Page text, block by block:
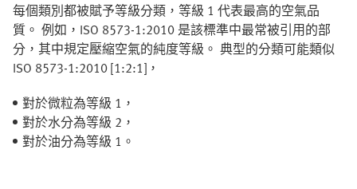
每個類別都被賦予等級分類，等級 1 代表最高的空氣品
質。 例如，ISO 8573-1:2010 是該標準中最常被引用的部
分，其中規定壓縮空氣的純度等級。 典型的分類可能類似
ISO 8573-1:2010 [1:2:1]，
對於微粒為等級 1，
對於水分為等級 2，
對於油分為等級 1。